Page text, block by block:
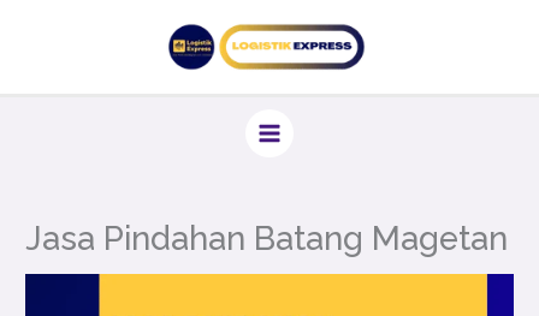
Jasa Pindahan Batang Magetan